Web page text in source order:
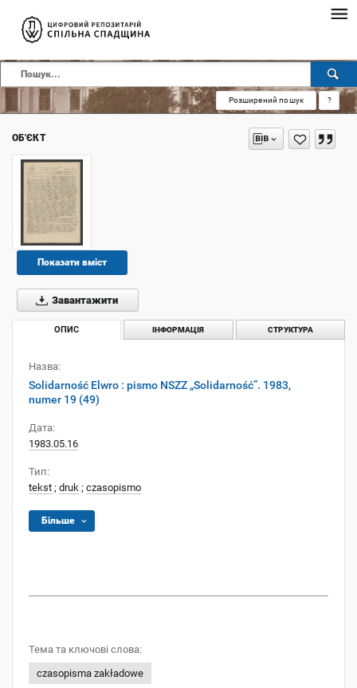
Розширений пошук ?
ОБ'ЄКТ
Показати вміст
Завантажити
ОПИС ІНФОРМАЦІЯ СТРУКТУРА
Назва:
Solidarność Elwro : pismo NSZZ „Solidarność”. 1983,
numer 19 (49)
Дата:
1983.05.16
Тип:
tekst ; druk ; czasopismo
Більше
Тема та ключові слова:
czasopisma zakładowe